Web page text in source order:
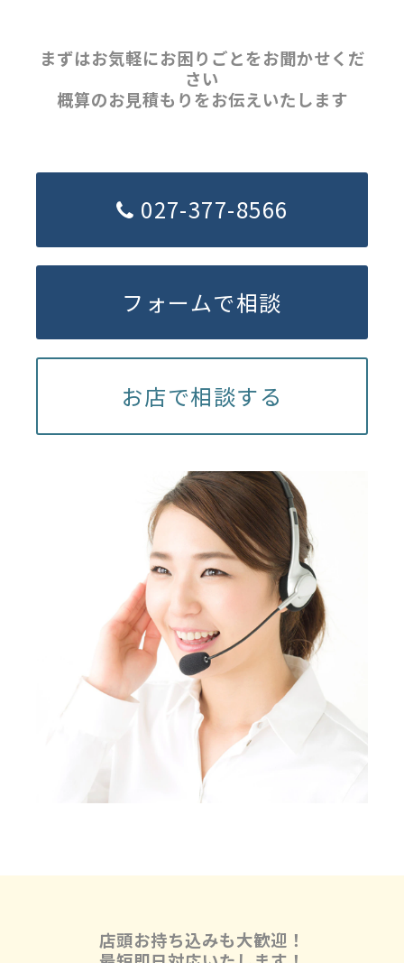
まずはお気軽にお困りごとをお聞かせくだ
さい
概算のお見積もりをお伝えいたします
027-377-8566
フォームで相談
お店で相談する
店頭お持ち込みも大歓迎！